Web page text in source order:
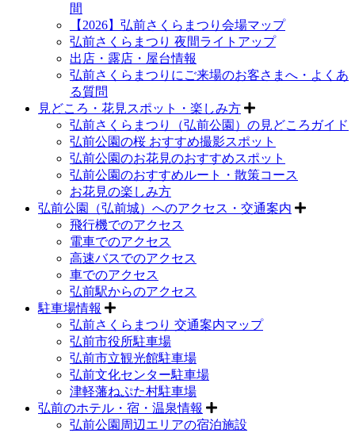
間
【2026】弘前さくらまつり会場マップ
弘前さくらまつり 夜間ライトアップ
出店・露店・屋台情報
弘前さくらまつりにご来場のお客さまへ・よくあ
る質問
見どころ・花見スポット・楽しみ方
弘前さくらまつり（弘前公園）の見どころガイド
弘前公園の桜 おすすめ撮影スポット
弘前公園のお花見のおすすめスポット
弘前公園のおすすめルート・散策コース
お花見の楽しみ方
弘前公園（弘前城）へのアクセス・交通案内
飛行機でのアクセス
電車でのアクセス
高速バスでのアクセス
車でのアクセス
弘前駅からのアクセス
駐車場情報
弘前さくらまつり 交通案内マップ
弘前市役所駐車場
弘前市立観光館駐車場
弘前文化センター駐車場
津軽藩ねぷた村駐車場
弘前のホテル・宿・温泉情報
弘前公園周辺エリアの宿泊施設